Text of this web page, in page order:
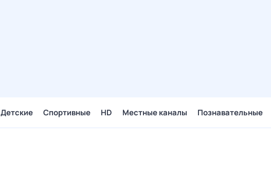
Детские Спортивные HD Местные каналы Познавательные